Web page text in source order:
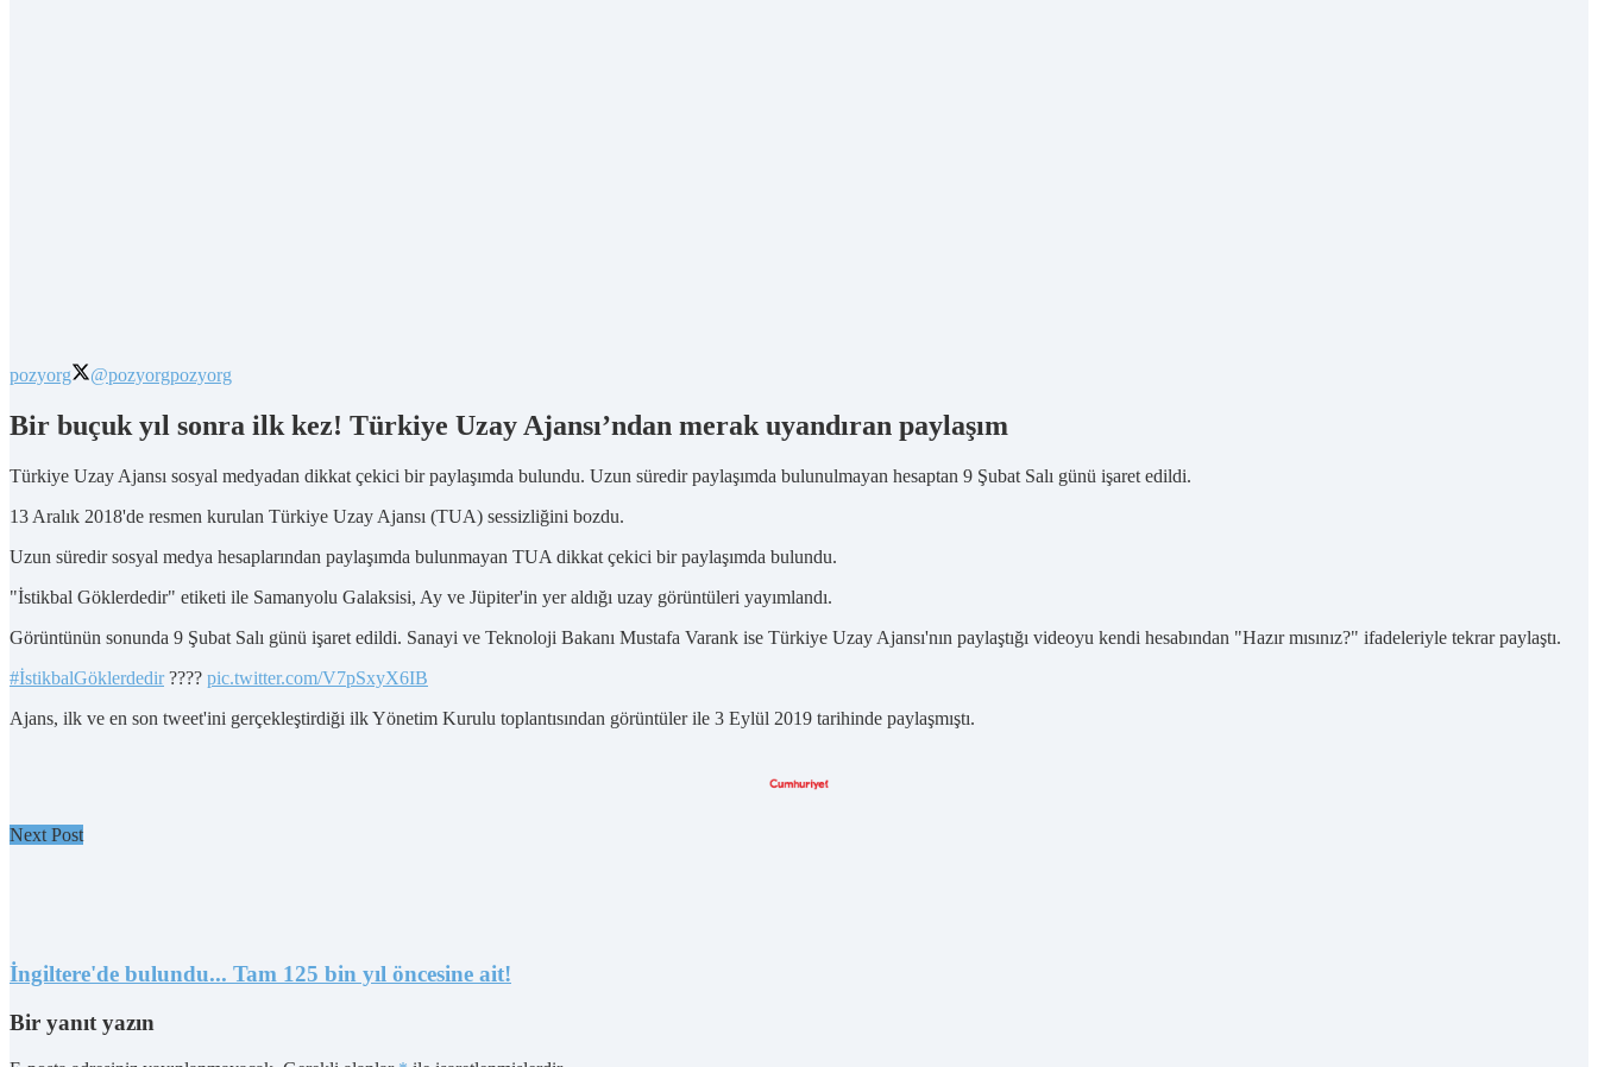
pozyorg @pozyorgpozyorg
Bir buçuk yıl sonra ilk kez! Türkiye Uzay Ajansı’ndan merak uyandıran paylaşım
Türkiye Uzay Ajansı sosyal medyadan dikkat çekici bir paylaşımda bulundu. Uzun süredir paylaşımda bulunulmayan hesaptan 9 Şubat Salı günü işaret edildi.
13 Aralık 2018'de resmen kurulan Türkiye Uzay Ajansı (TUA) sessizliğini bozdu.
Uzun süredir sosyal medya hesaplarından paylaşımda bulunmayan TUA dikkat çekici bir paylaşımda bulundu.
"İstikbal Göklerdedir" etiketi ile Samanyolu Galaksisi, Ay ve Jüpiter'in yer aldığı uzay görüntüleri yayımlandı.
Görüntünün sonunda 9 Şubat Salı günü işaret edildi. Sanayi ve Teknoloji Bakanı Mustafa Varank ise Türkiye Uzay Ajansı'nın paylaştığı videoyu kendi hesabından "Hazır mısınız?" ifadeleriyle tekrar paylaştı.
#İstikbalGöklerdedir???? pic.twitter.com/V7pSxyX6IB
Ajans, ilk ve en son tweet'ini gerçekleştirdiği ilk Yönetim Kurulu toplantısından görüntüler ile 3 Eylül 2019 tarihinde paylaşmıştı.
Next Post
İngiltere'de bulundu... Tam 125 bin yıl öncesine ait!
Bir yanıt yazın